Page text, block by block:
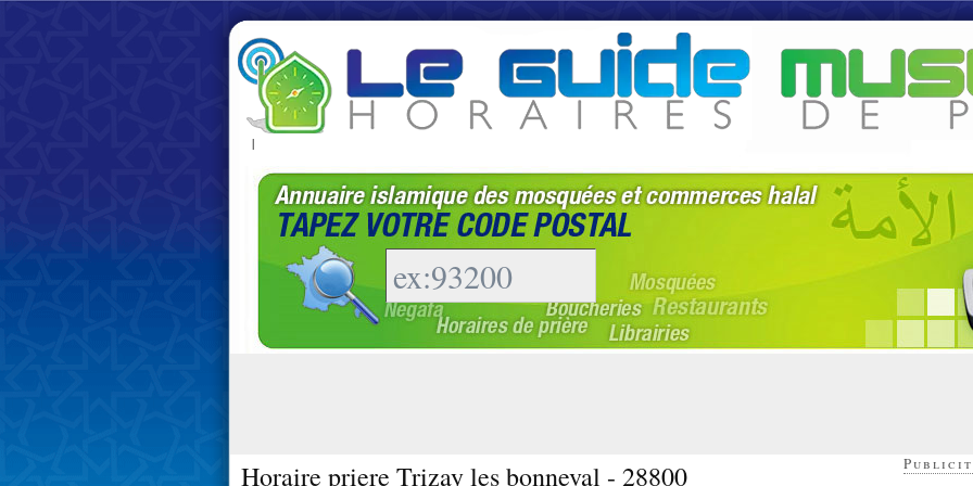
|
Horaire priere Trizay les bonneval - 28800